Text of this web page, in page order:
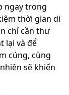
ngay trong
thời gian di
chỉ cần thư
lại và để
cúng, cùng
sẽ khiến